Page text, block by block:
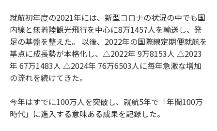
就航初年度の2021年には、新型コロナの状況の中でも国
内線と無着陸観光飛行を中心に8万1457人を輸送し、発
足の基盤を整えた。 以後、2022年の国際線定期便就航を
基点に成長勢が本格化し、△2022年 9万8153人 △2023
年 67万1483人 △2024年 76万6503人に毎年急激な増加
の流れを続けてきた。
今年はすでに100万人を突破し、就航5年で「年間100万
時代」に進入する意味ある成果を記録した。